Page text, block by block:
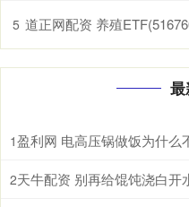
5 道正网配资 养殖ETF(516760)午后持续走
1
2